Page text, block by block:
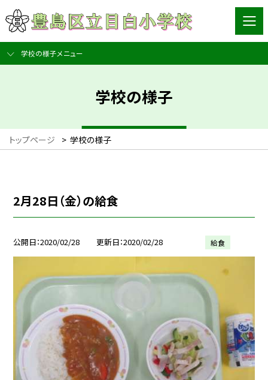
学校の様子メニュー
学校の様子
トップページ > 学校の様子
2月28日（金）の給食
公開日 2020/02/28 更新日 2020/02/28 給食